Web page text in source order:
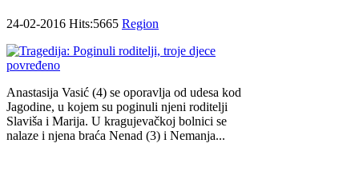
24-02-2016 Hits:5665 Region
Anastasija Vasić (4) se oporavlja od udesa kod
Jagodine, u kojem su poginuli njeni roditelji
Slaviša i Marija. U kragujevačkoj bolnici se
nalaze i njena braća Nenad (3) i Nemanja...